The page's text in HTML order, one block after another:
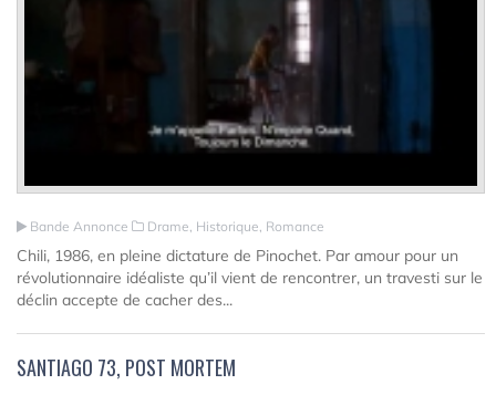
Bande Annonce Drame, Historique, Romance
Chili, 1986, en pleine dictature de Pinochet. Par amour pour un
révolutionnaire idéaliste qu’il vient de rencontrer, un travesti sur le
déclin accepte de cacher des...
SANTIAGO 73, POST MORTEM